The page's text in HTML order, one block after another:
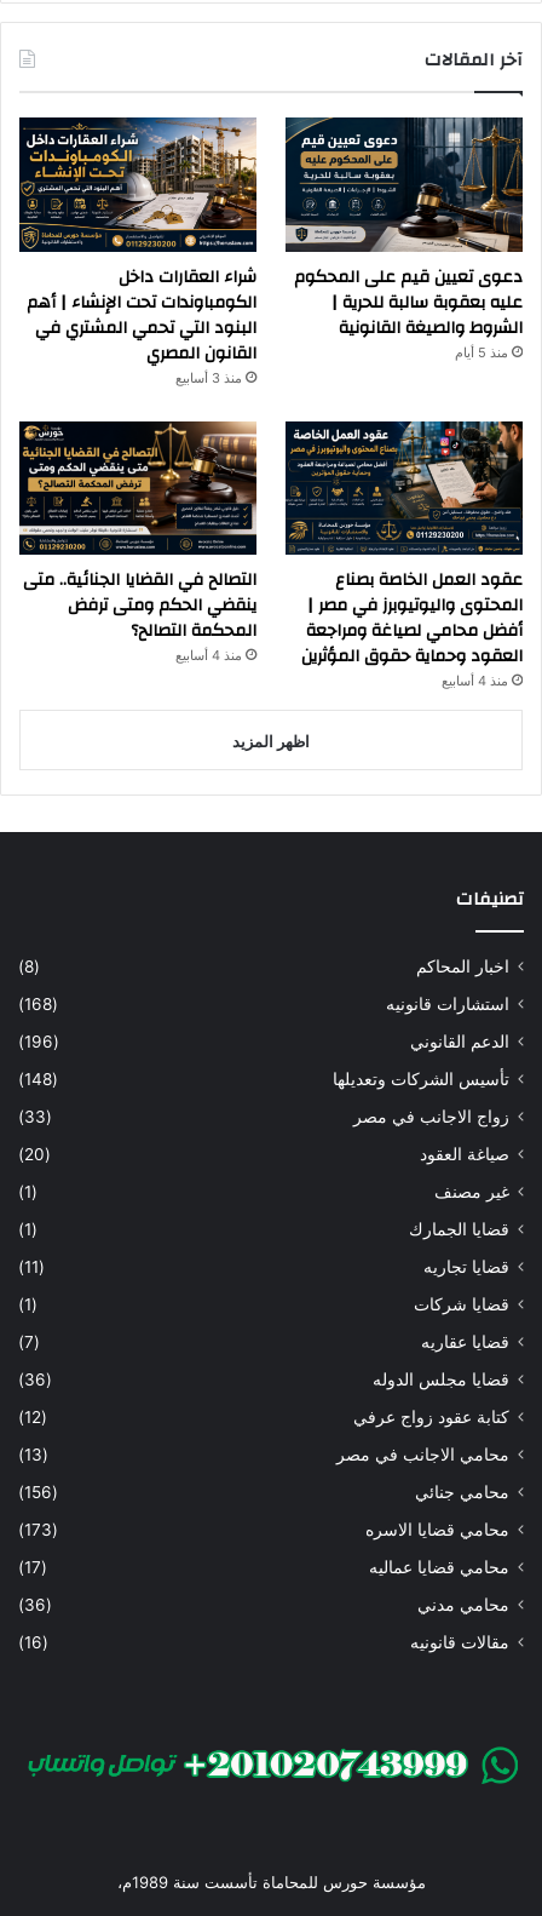
آخر المقالات
دعوى تعيين قيم على المحكوم
عليه بعقوبة سالبة للحرية |
الشروط والصيغة القانونية
منذ 5 أيام
شراء العقارات داخل
الكومباوندات تحت الإنشاء | أهم
البنود التي تحمي المشتري في
القانون المصري
منذ 3 أسابيع
عقود العمل الخاصة بصناع
المحتوى واليوتيوبرز في مصر |
أفضل محامي لصياغة ومراجعة
العقود وحماية حقوق المؤثرين
منذ 4 أسابيع
التصالح في القضايا الجنائية.. متى
ينقضي الحكم ومتى ترفض
المحكمة التصالح؟
منذ 4 أسابيع
اظهر المزيد
تصنيفات
اخبار المحاكم
(8)
استشارات قانونيه
(168)
الدعم القانوني
(196)
تأسيس الشركات وتعديلها
(148)
زواج الاجانب في مصر
(33)
صياغة العقود
(20)
غير مصنف
(1)
قضايا الجمارك
(1)
قضايا تجاريه
(11)
قضايا شركات
(1)
قضايا عقاريه
(7)
قضايا مجلس الدوله
(36)
كتابة عقود زواج عرفي
(12)
محامي الاجانب في مصر
(13)
محامي جنائي
(156)
محامي قضايا الاسره
(173)
محامي قضايا عماليه
(17)
محامي مدني
(36)
مقالات قانونيه
(16)
مؤسسة حورس للمحاماة تأسست سنة 1989م،